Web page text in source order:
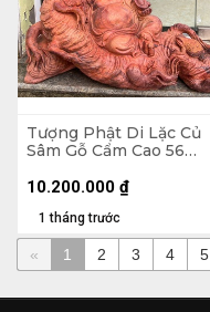
Tượng Phật Di Lặc Củ
Sâm Gỗ Cẩm Cao 56
1 tháng trước
10.200.000 ₫
« 1 2 3 4 5